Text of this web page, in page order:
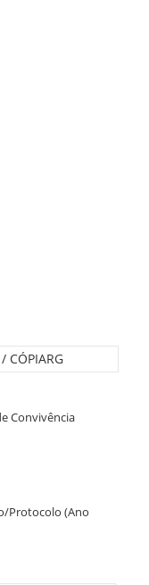
CÓPIARG
Convivência
Protocolo (Ano